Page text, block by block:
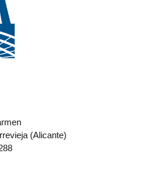
(Alicante)